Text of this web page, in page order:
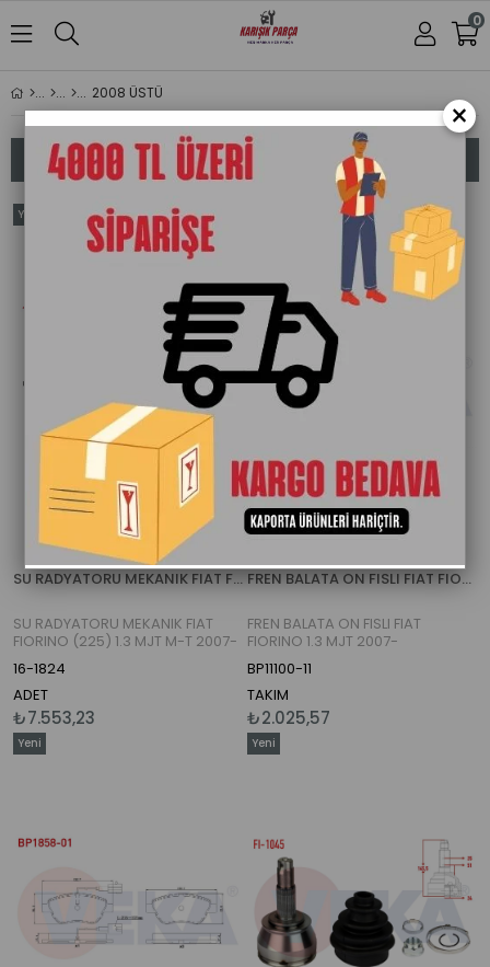
0
2008 ÜSTÜ
Filtreleme
Sıralama
SU RADYATORU MEKANIK FIAT FIORINO (225) 1.3 MJT M-T 2007-
SU RADYATORU MEKANIK FIAT
FIORINO (225) 1.3 MJT M-T 2007-
16-1824
ADET
₺7.553,23
Ücretsiz Kargo
Yeni
FREN BALATA ON FISLI FIAT FIORINO 1.3 MJT 2007-
FREN BALATA ON FISLI FIAT
FIORINO 1.3 MJT 2007-
BP11100-11
TAKIM
₺2.025,57
Yeni
Yeni
×